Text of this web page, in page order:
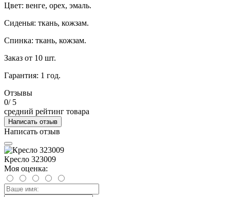
Цвет: венге, орех, эмаль.
Сиденья: ткань, кожзам.
Спинка: ткань, кожзам.
Заказ от 10 шт.
Гарантия: 1 год.
Отзывы
0/ 5
средний рейтинг товара
Написать отзыв
Написать отзыв
Кресло 323009
Моя оценка: